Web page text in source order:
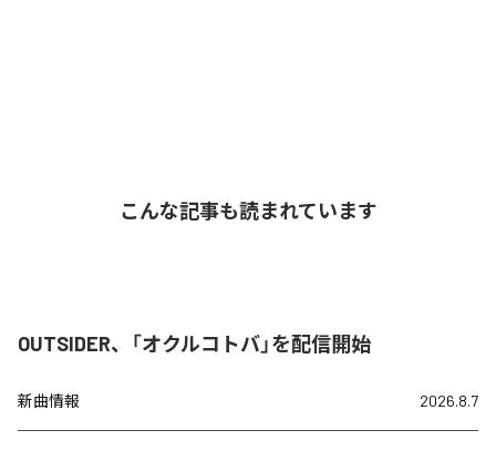
こんな記事も読まれています
OUTSIDER、「オクルコトバ」を配信開始
新曲情報 2026.8.7